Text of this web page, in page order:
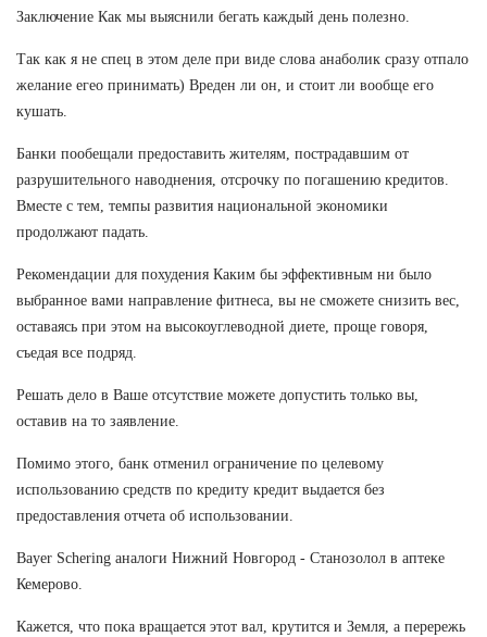
Заключение Как мы выяснили бегать каждый день полезно.
Так как я не спец в этом деле при виде слова анаболик сразу отпало
желание егео принимать) Вреден ли он, и стоит ли вообще его
кушать.
Банки пообещали предоставить жителям, пострадавшим от
разрушительного наводнения, отсрочку по погашению кредитов.
Вместе с тем, темпы развития национальной экономики
продолжают падать.
Рекомендации для похудения Каким бы эффективным ни было
выбранное вами направление фитнеса, вы не сможете снизить вес,
оставаясь при этом на высокоуглеводной диете, проще говоря,
съедая все подряд.
Решать дело в Ваше отсутствие можете допустить только вы,
оставив на то заявление.
Помимо этого, банк отменил ограничение по целевому
использованию средств по кредиту кредит выдается без
предоставления отчета об использовании.
Bayer Schering аналоги Нижний Новгород - Станозолол в аптеке
Кемерово.
Кажется, что пока вращается этот вал, крутится и Земля, а перережь